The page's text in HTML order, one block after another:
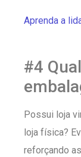
Aprenda a
#4
Possui loja
loja física?
reforçando